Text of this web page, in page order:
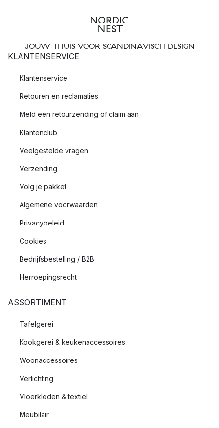
JOUW THUIS VOOR SCANDINAVISCH DESIGN
KLANTENSERVICE
Klantenservice
Retouren en reclamaties
Meld een retourzending of claim aan
Klantenclub
Veelgestelde vragen
Verzending
Volg je pakket
Algemene voorwaarden
Privacybeleid
Cookies
Bedrijfsbestelling / B2B
Herroepingsrecht
ASSORTIMENT
Tafelgerei
Kookgerei & keukenaccessoires
Woonaccessoires
Verlichting
Vloerkleden & textiel
Meubilair